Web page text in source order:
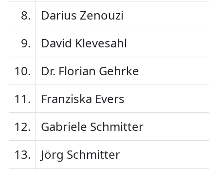
8.
Darius Zenouzi
9.
David Klevesahl
10.
Dr. Florian Gehrke
11.
Franziska Evers
12.
Gabriele Schmitter
13.
Jörg Schmitter